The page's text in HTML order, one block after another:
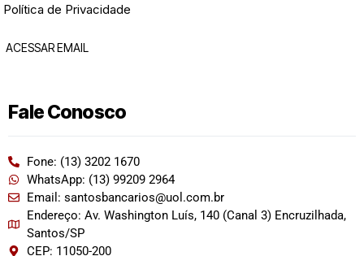
Política de Privacidade
ACESSAR EMAIL
Fale Conosco
Fone: (13) 3202 1670
WhatsApp: (13) 99209 2964
Email: santosbancarios@uol.com.br
Endereço: Av. Washington Luís, 140 (Canal 3) Encruzilhada,
Santos/SP
CEP: 11050-200